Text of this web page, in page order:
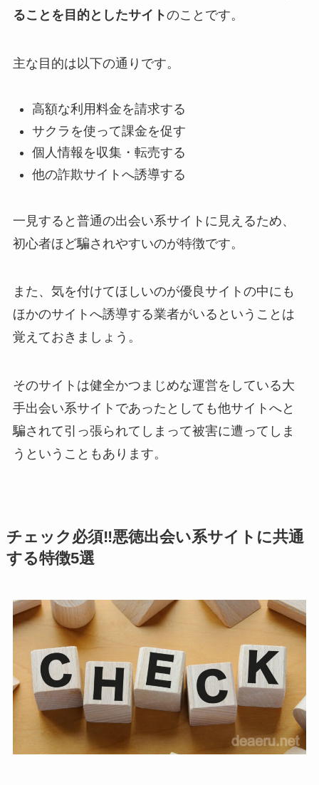
ることを目的としたサイトのことです。
主な目的は以下の通りです。
高額な利用料金を請求する
サクラを使って課金を促す
個人情報を収集・転売する
他の詐欺サイトへ誘導する
一見すると普通の出会い系サイトに見えるため、
初心者ほど騙されやすいのが特徴です。
また、気を付けてほしいのが優良サイトの中にも
ほかのサイトへ誘導する業者がいるということは
覚えておきましょう。
そのサイトは健全かつまじめな運営をしている大
手出会い系サイトであったとしても他サイトへと
騙されて引っ張られてしまって被害に遭ってしま
うということもあります。
チェック必須‼悪徳出会い系サイトに共通
する特徴5選